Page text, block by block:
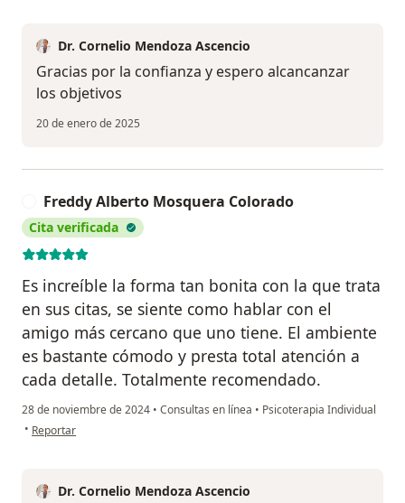
Dr. Cornelio Mendoza Ascencio
Gracias por la confianza y espero alcancanzar
los objetivos
20 de enero de 2025
Freddy Alberto Mosquera Colorado
Cita verificada
Es increíble la forma tan bonita con la que trata
en sus citas, se siente como hablar con el
amigo más cercano que uno tiene. El ambiente
es bastante cómodo y presta total atención a
cada detalle. Totalmente recomendado.
28 de noviembre de 2024 • Consultas en línea • Psicoterapia Individual
• en opinión del usuario Freddy Alberto Mosquera Colorado
Reportar
Dr. Cornelio Mendoza Ascencio